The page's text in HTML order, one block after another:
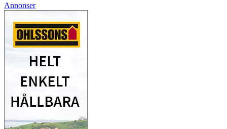
Annonser